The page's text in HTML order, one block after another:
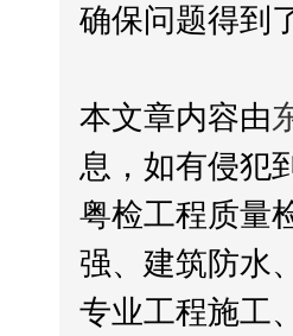
确保问题得到
本文章内容由
息，如有侵犯
粤检工程质量
强、建筑防水
专业工程施工